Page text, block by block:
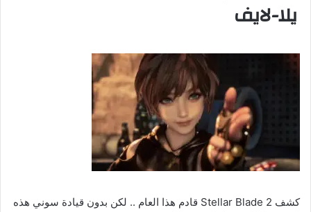
يلا-لايف
كشف Stellar Blade 2 قادم هذا العام .. لكن بدون قيادة سوني هذه